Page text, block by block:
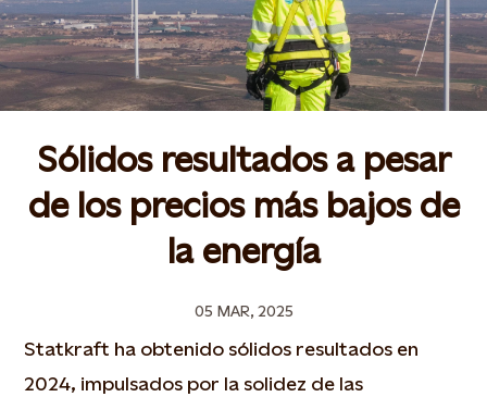
Sólidos resultados a pesar
de los precios más bajos de
la energía
05 MAR, 2025
Statkraft ha obtenido sólidos resultados en
2024, impulsados por la solidez de las